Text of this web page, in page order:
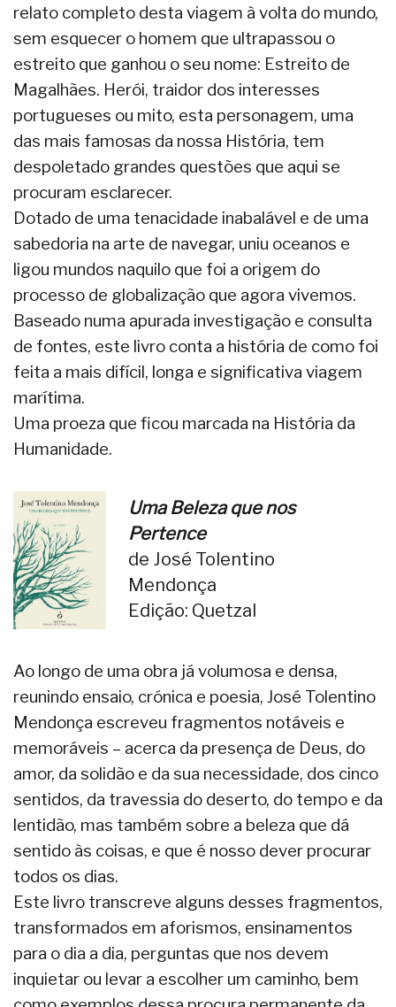
relato completo desta viagem à volta do mundo,
sem esquecer o homem que ultrapassou o
estreito que ganhou o seu nome: Estreito de
Magalhães. Herói, traidor dos interesses
portugueses ou mito, esta personagem, uma
das mais famosas da nossa História, tem
despoletado grandes questões que aqui se
procuram esclarecer.
Dotado de uma tenacidade inabalável e de uma
sabedoria na arte de navegar, uniu oceanos e
ligou mundos naquilo que foi a origem do
processo de globalização que agora vivemos.
Baseado numa apurada investigação e consulta
de fontes, este livro conta a história de como foi
feita a mais difícil, longa e significativa viagem
marítima.
Uma proeza que ficou marcada na História da
Humanidade.
Uma Beleza que nos
Pertence
de José Tolentino
Mendonça
Edição: Quetzal
Ao longo de uma obra já volumosa e densa,
reunindo ensaio, crónica e poesia, José Tolentino
Mendonça escreveu fragmentos notáveis e
memoráveis – acerca da presença de Deus, do
amor, da solidão e da sua necessidade, dos cinco
sentidos, da travessia do deserto, do tempo e da
lentidão, mas também sobre a beleza que dá
sentido às coisas, e que é nosso dever procurar
todos os dias.
Este livro transcreve alguns desses fragmentos,
transformados em aforismos, ensinamentos
para o dia a dia, perguntas que nos devem
inquietar ou levar a escolher um caminho, bem